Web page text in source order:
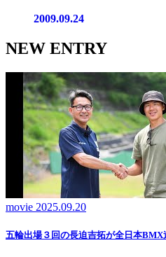
2009.09.24
NEW ENTRY
movie 2025.09.20
五輪出場３回の長迫吉拓が全日本